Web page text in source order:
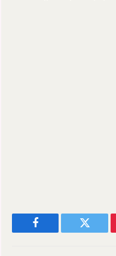
Facebook Twitter